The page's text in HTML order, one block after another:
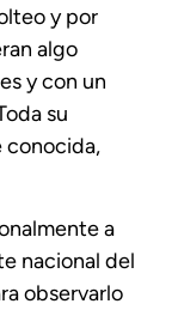
y por
algo
y con un
su
conocida,
a
nacional del
observarlo